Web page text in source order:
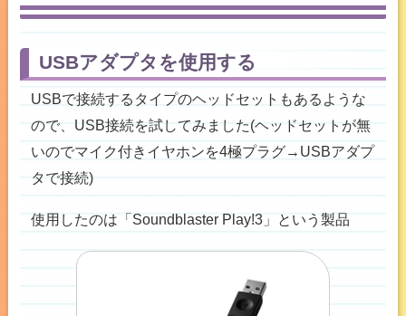
USBアダプタを使用する
USBで接続するタイプのヘッドセットもあるような
ので、USB接続を試してみました(ヘッドセットが無
いのでマイク付きイヤホンを4極プラグ→USBアダプ
タで接続)
使用したのは「Soundblaster Play!3」という製品